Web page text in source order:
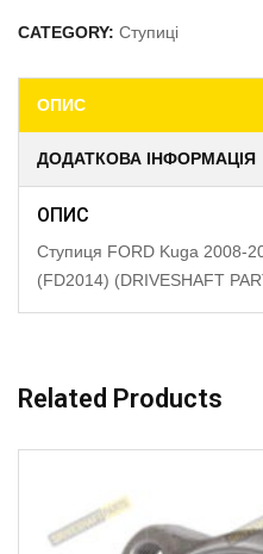
CATEGORY: Ступиці
ОПИС
ДОДАТКОВА ІНФОРМАЦІЯ
ОПИС
Ступиця FORD Kuga 2008-
(FD2014) (DRIVESHAFT
Related Products